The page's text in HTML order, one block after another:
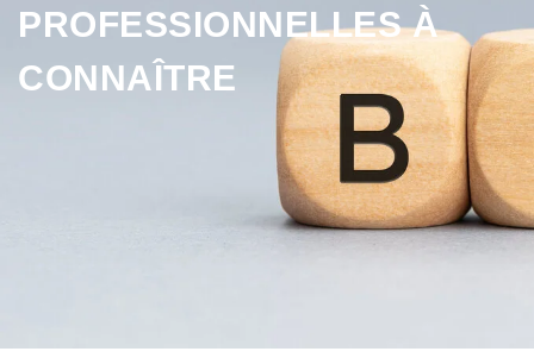
PROFESSIONNELLES À
CONNAÎTRE